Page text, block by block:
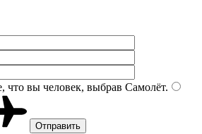
что вы человек, выбрав Самолёт.